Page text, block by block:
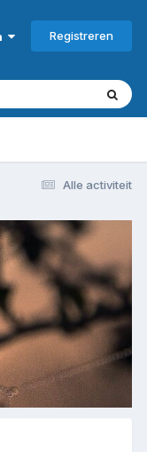
Registreren
Alle activiteit